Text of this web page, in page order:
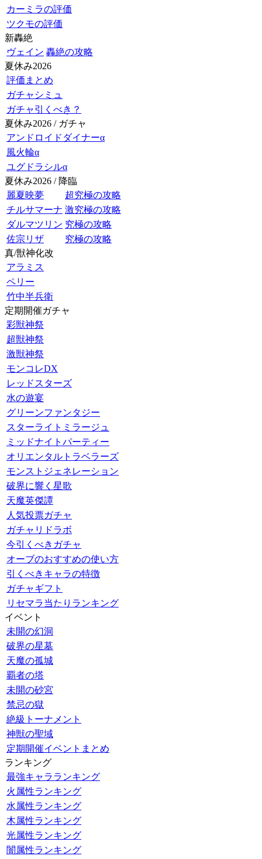
カーミラの評価
ツクモの評価
新轟絶
ヴェイン 轟絶の攻略
夏休み2026
評価まとめ
ガチャシミュ
ガチャ引くべき？
夏休み2026 / ガチャ
アンドロイドダイナーα
風火輪α
ユグドラシルα
夏休み2026 / 降臨
麗夏映夢
超究極の攻略
チルサマーナ 激究極の攻略
ダルマツリン 究極の攻略
佐宗リザ
究極の攻略
真/獣神化改
アラミス
ペリー
竹中半兵衛
定期開催ガチャ
彩獣神祭
超獣神祭
激獣神祭
モンコレDX
レッドスターズ
水の遊宴
グリーンファンタジー
スターライトミラージュ
ミッドナイトパーティー
オリエンタルトラベラーズ
モンストジェネレーション
破界に響く星歌
天魔英傑譚
人気投票ガチャ
ガチャリドラボ
今引くべきガチャ
オーブのおすすめの使い方
引くべきキャラの特徴
ガチャギフト
リセマラ当たりランキング
イベント
未開の幻洞
破界の星墓
天魔の孤城
覇者の塔
未開の砂宮
禁忌の獄
絶級トーナメント
神獣の聖域
定期開催イベントまとめ
ランキング
最強キャラランキング
火属性ランキング
水属性ランキング
木属性ランキング
光属性ランキング
闇属性ランキング